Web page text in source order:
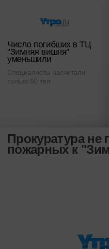
Число погибших в ТЦ
"Зимняя вишня"
уменьшили
Специалисты насчитали
только 60 тел
Прокуратура не
пожарных к